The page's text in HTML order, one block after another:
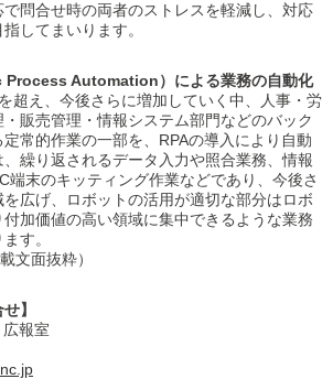
問合せ時の両者のストレスを軽減し、対応
してまいります。
Process Automation）による業務の自動化
超え、今後さらに増加していく中、人事・労
販売管理・情報システム部門などのバック
常的作業の一部を、RPAの導入により自動
繰り返されるデータ入力や照合業務、情報
端末のキッティング作業などであり、今後さ
広げ、ロボットの活用が適切な部分はロボ
加価値の高い領域に集中できるような業務
す。
文面抜粋）
】
報室